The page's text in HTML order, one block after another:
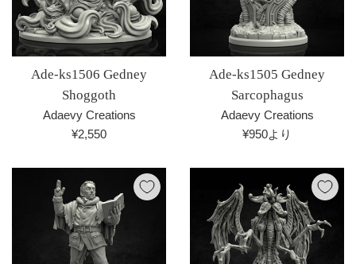
Ade-ks1506 Gedney
Shoggoth
Adaevy Creations
通
価
格
¥2,550
Ade-ks1505 Gedney
Sarcophagus
Adaevy Creations
¥950より